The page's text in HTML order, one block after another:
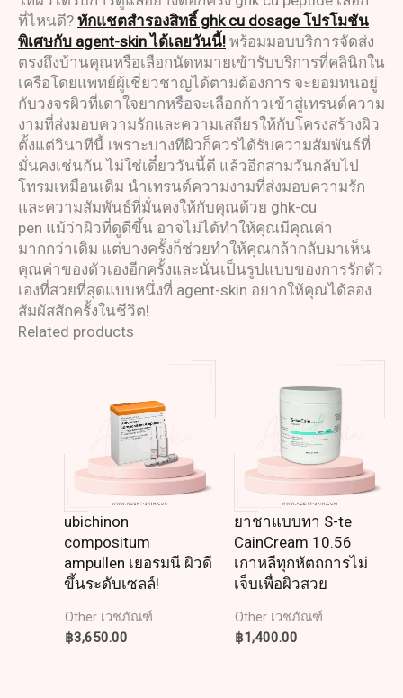
ที่ไหนดี? ทักแชตสำรองสิทธิ์ ghk cu dosage โปรโมชัน
พิเศษกับ agent-skin ได้เลยวันนี้! พร้อมมอบบริการจัดส่ง
ตรงถึงบ้านคุณหรือเลือกนัดหมายเข้ารับบริการที่คลินิกใน
เครือโดยแพทย์ผู้เชี่ยวชาญได้ตามต้องการ จะยอมทนอยู่
กับวงจรผิวที่เดาใจยากหรือจะเลือกก้าวเข้าสู่เทรนด์ความ
งามที่ส่งมอบความรักและความเสถียรให้กับโครงสร้างผิว
ตั้งแต่วินาทีนี้ เพราะบางทีผิวก็ควรได้รับความสัมพันธ์ที่
มั่นคงเช่นกัน ไม่ใช่เดี๋ยววันนี้ดี แล้วอีกสามวันกลับไป
โทรมเหมือนเดิม นำเทรนด์ความงามที่ส่งมอบความรัก
และความสัมพันธ์ที่มั่นคงให้กับคุณด้วย ghk-cu
pen แม้ว่าผิวที่ดูดีขึ้น อาจไม่ได้ทำให้คุณมีคุณค่า
มากกว่าเดิม แต่บางครั้งก็ช่วยทำให้คุณกล้ากลับมาเห็น
คุณค่าของตัวเองอีกครั้งและนั่นเป็นรูปแบบของการรักตัว
เองที่สวยที่สุดแบบหนึ่งที่ agent-skin อยากให้คุณได้ลอง
สัมผัสสักครั้งในชีวิต!
Related products
ubichinon
compositum
ampullen เยอรมนี ผิวดี
ขึ้นระดับเซลล์!
Other เวชภัณฑ์
฿3,650.00
ยาชาแบบทา S-te
CainCream 10.56
เกาหลีทุกหัตถการไม่
เจ็บเพื่อผิวสวย
Other เวชภัณฑ์
฿1,400.00